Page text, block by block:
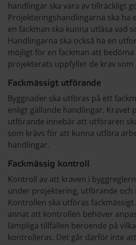
handlingar ska vara av tillräckligt
Projekteringshandlingarna ska ha
en fackman ska kunna utläsa vad
Handlingarna ska också ha en
möjligt för en fackman att
projekterats uppfyller de krav
Fackmässigt utförande
Byggnader ska utföras på ett
enligt gällande handlingar. Kravet
utförande innebär att utföraren
som krävs för att kunna utföra
handlingar.
Fackmässig kontroll
Kontroll av att kraven i
under projektering, utförande och
Kontrollen ska utföras
annat att kontrollen behöver
lämpliga tillfällen beroende på
kontrolleras. Det går därför inte